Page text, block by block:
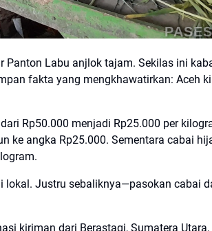
Panton Labu anjlok tajam. Sekilas ini
fakta yang mengkhawatirkan: Aceh
Rp50.000 menjadi Rp25.000 per
ke angka Rp25.000. Sementara cabai
lokal. Justru sebaliknya—pasokan cabai
kiriman dari Berastagi, Sumatera Utara,